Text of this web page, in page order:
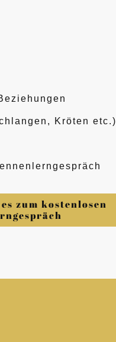
Kröten etc.)
zum kostenlosen